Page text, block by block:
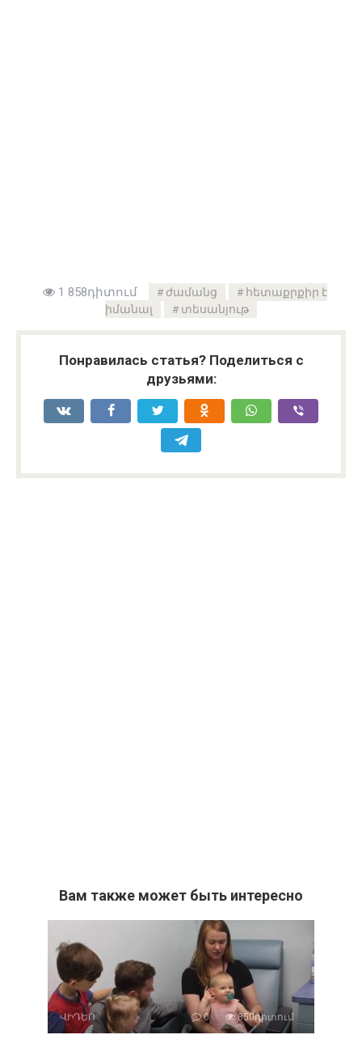
1 858դիտում ժամանց
հետաքրքիր է
իմանալ
տեսանյութ
Понравилась статья? Поделиться с
друзьями:
Вам также может быть интересно
ՎԻԴԵՈ 0 850դիտում